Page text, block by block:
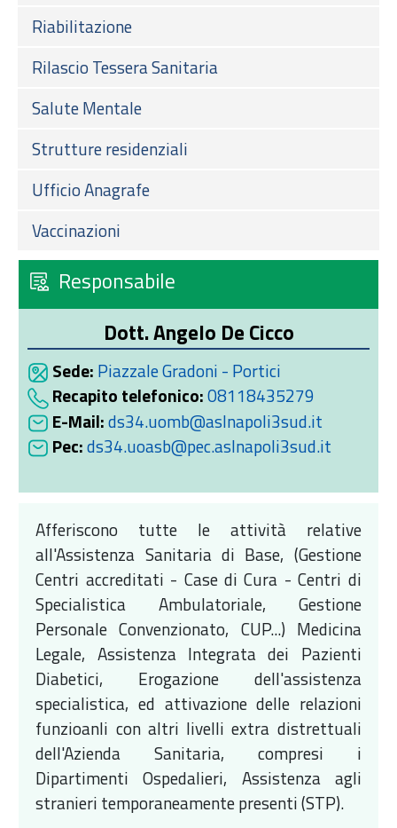
Riabilitazione
Rilascio Tessera Sanitaria
Salute Mentale
Strutture residenziali
Ufficio Anagrafe
Vaccinazioni
Responsabile
Dott. Angelo De Cicco
Sede: Piazzale Gradoni - Portici
Recapito telefonico:08118435279
E-Mail:ds34.uomb@aslnapoli3sud.it
Pec:ds34.uoasb@pec.aslnapoli3sud.it
Afferiscono tutte le attività relative
all'Assistenza Sanitaria di Base, (Gestione
Centri accreditati - Case di Cura - Centri di
Specialistica Ambulatoriale, Gestione
Personale Convenzionato, CUP...) Medicina
Legale, Assistenza Integrata dei Pazienti
Diabetici, Erogazione dell'assistenza
specialistica, ed attivazione delle relazioni
funzioanli con altri livelli extra distrettuali
dell'Azienda Sanitaria, compresi i
Dipartimenti Ospedalieri, Assistenza agli
stranieri temporaneamente presenti (STP).